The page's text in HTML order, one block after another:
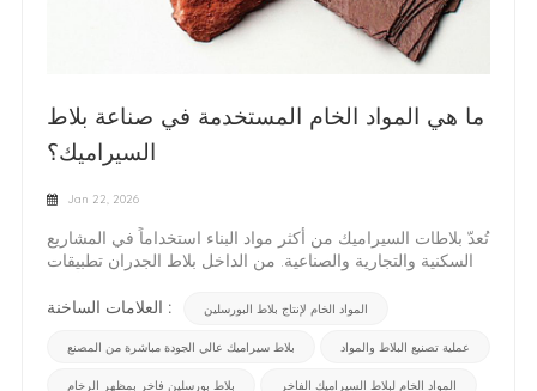
ما هي المواد الخام المستخدمة في صناعة بلاط
السيراميك؟
Jan 22, 2026
تُعدّ بلاطات السيراميك من أكثر مواد البناء استخداماً في المشاريع
السكنية والتجارية والصناعية. من الداخل بلاط الجدران تطبيقات
ومظهره وتكلفته ارتباطًا وثيقًا بمواده الخام.فهم تساعد المواد
والمهندسين المعماريين والمستوردين على اتخاذ قرارات أكثر
العلامات الساخنة : المواد الخام لإنتاج بلاط البورسلين
بلاط سيراميك عالي الجودة مباشرة من المصنع عملية تصنيع البلاط والمواد
بلاط بورسلين فاخر بمظهر الرخام المواد الخام لبلاط السيراميك الفاخر